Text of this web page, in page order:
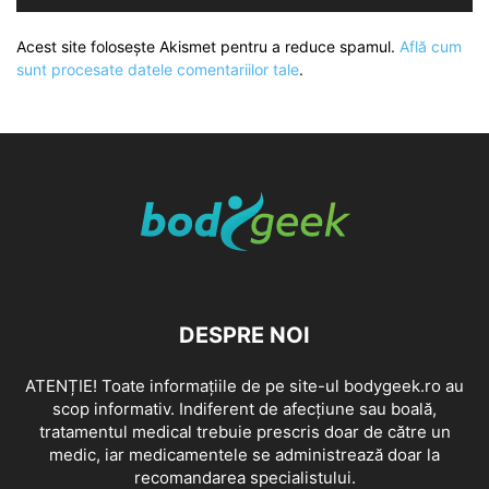
Acest site folosește Akismet pentru a reduce spamul. Află cum
sunt procesate datele comentariilor tale.
DESPRE NOI
ATENȚIE! Toate informațiile de pe site-ul bodygeek.ro au
scop informativ. Indiferent de afecțiune sau boală,
tratamentul medical trebuie prescris doar de către un
medic, iar medicamentele se administrează doar la
recomandarea specialistului.